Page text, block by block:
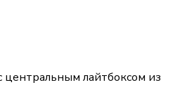
центральным лайтбоксом из